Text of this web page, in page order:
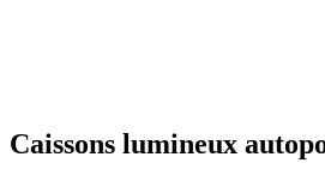
Caissons lumineux